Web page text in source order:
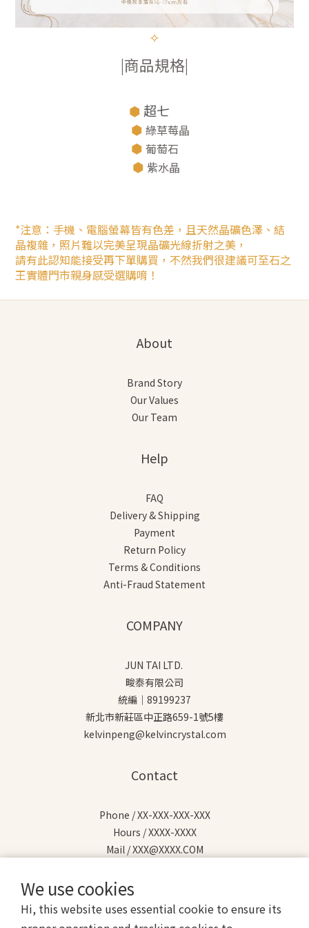
We use cookies
Hi, this website uses essential cookie to ensure its
✧
|商品規格|
⬢ 超七
⬢ 綠草莓晶
⬢ 葡萄石
⬢ 紫水晶
*注意：手機、電腦螢幕皆有色差，且天然晶礦色澤、結
晶複雜，照片難以完美呈現晶礦光線折射之美，
請有此認知能接受再下單購買，不然我們很建議可至石之
王實體門市親身感受選購唷！
About
Brand Story
Our Values
Our Team
Help
FAQ
Delivery & Shipping
Payment
Return Policy
Terms & Conditions
Anti-Fraud Statement
COMPANY
JUN TAI LTD.
畯泰有限公司
統編｜89199237
新北市新莊區中正路659-1號5樓
kelvinpeng@kelvincrystal.com
Contact
Phone / XX-XXX-XXX-XXX
Hours / XXXX-XXXX
Mail / XXX@XXXX.COM